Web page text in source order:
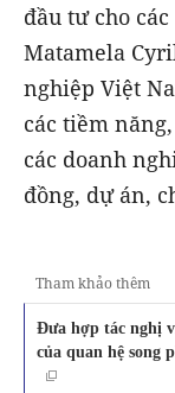
đầu tư cho
Matamela
nghiệp Việt
các tiềm
các doanh
đồng, dự án,
Tham khảo thêm
Đưa hợp tác nghị
của quan hệ song